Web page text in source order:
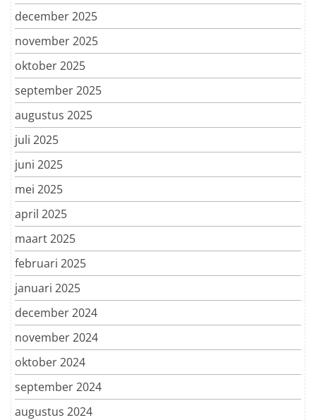
december 2025
november 2025
oktober 2025
september 2025
augustus 2025
juli 2025
juni 2025
mei 2025
april 2025
maart 2025
februari 2025
januari 2025
december 2024
november 2024
oktober 2024
september 2024
augustus 2024